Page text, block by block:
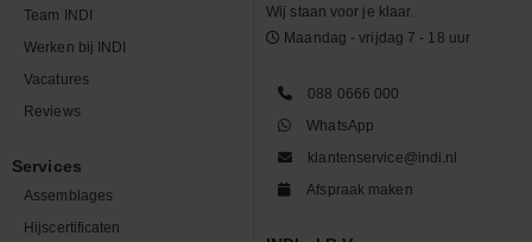
Team INDI
Werken bij INDI
Vacatures
Reviews
Services
Assemblages
Hijscertificaten
Wij staan voor je klaar.
Maandag - vrijdag 7 - 18 uur
088 0666 000
WhatsApp
klantenservice@indi.nl
Afspraak maken